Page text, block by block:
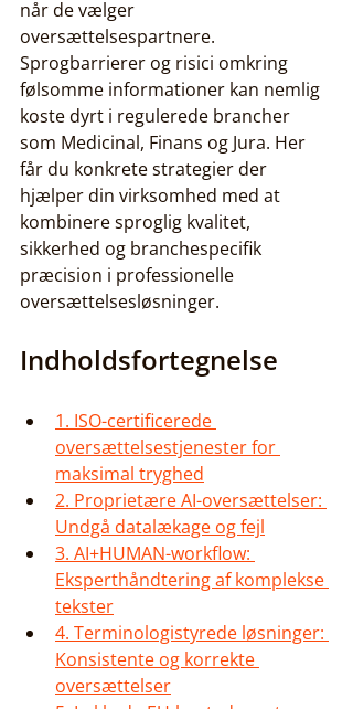
når de vælger
oversættelsespartnere.
Sprogbarrierer og risici omkring
følsomme informationer kan nemlig
koste dyrt i regulerede brancher
som Medicinal, Finans og Jura. Her
får du konkrete strategier der
hjælper din virksomhed med at
kombinere sproglig kvalitet,
sikkerhed og branchespecifik
præcision i professionelle
oversættelsesløsninger.
Indholdsfortegnelse
1. ISO-certificerede
oversættelsestjenester for
maksimal tryghed
2. Proprietære AI-oversættelser:
Undgå datalækage og fejl
3. AI+HUMAN-workflow:
Eksperthåndtering af komplekse
tekster
4. Terminologistyrede løsninger:
Konsistente og korrekte
oversættelser